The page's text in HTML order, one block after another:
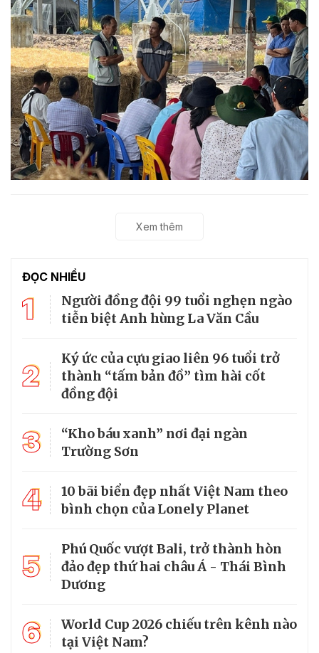
Xem thêm
ĐỌC NHIỀU
1
Người đồng đội 99 tuổi nghẹn ngào
tiễn biệt Anh hùng La Văn Cầu
2
Ký ức của cựu giao liên 96 tuổi trở
thành “tấm bản đồ” tìm hài cốt
đồng đội
3
“Kho báu xanh” nơi đại ngàn
Trường Sơn
4
10 bãi biển đẹp nhất Việt Nam theo
bình chọn của Lonely Planet
5
Phú Quốc vượt Bali, trở thành hòn
đảo đẹp thứ hai châu Á - Thái Bình
Dương
6
World Cup 2026 chiếu trên kênh nào
tại Việt Nam?